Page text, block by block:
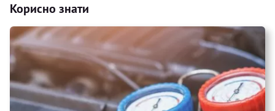
Корисно знати